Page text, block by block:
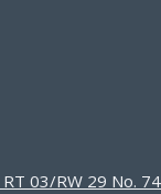
RT 03/RW 29 No.